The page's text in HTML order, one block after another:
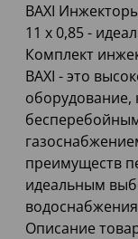
BAXI
11 x 0,85 -
Комплект
BAXI - это
преимуществ
идеальным
Описание